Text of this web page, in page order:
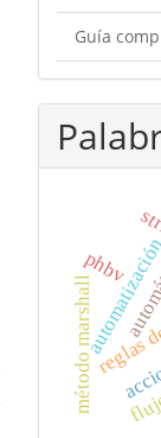
Guía
método marshall
phbv